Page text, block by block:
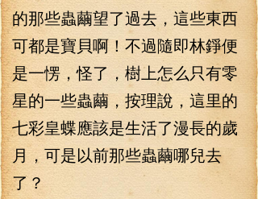
的那些蟲繭望了過去，這些東西
可都是寶貝啊！不過隨即林錚便
是一愣，怪了，樹上怎么只有零
星的一些蟲繭，按理說，這里的
七彩皇蝶應該是生活了漫長的歲
月，可是以前那些蟲繭哪兒去
了？